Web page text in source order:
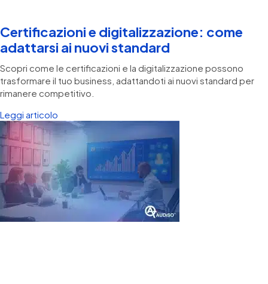
Certificazioni e digitalizzazione: come
adattarsi ai nuovi standard
Scopri come le certificazioni e la digitalizzazione possono
trasformare il tuo business, adattandoti ai nuovi standard per
rimanere competitivo.
Leggi articolo